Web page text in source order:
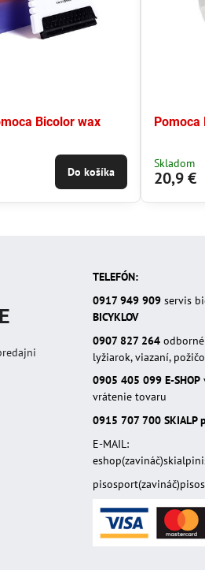
Bicolor wax
Do košíka
Pomoca
Skladom
20,9 €
TELEFÓN:
0917 949 909 servis
BICYKLOV
0907 827 264
lyžiarok, viazaní,
0905 405 099 E-SHOP
vrátenie tovaru
0915 707 700SKIALP
E-MAIL: